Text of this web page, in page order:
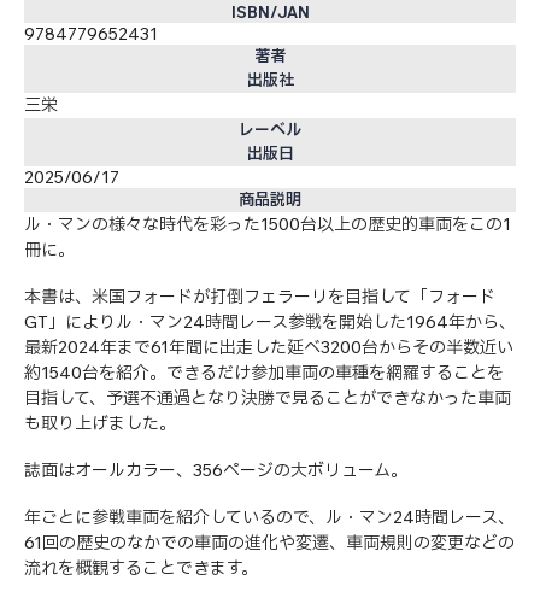
ISBN/JAN
9784779652431
著者
出版社
三栄
レーベル
出版日
2025/06/17
商品説明
ル・マンの様々な時代を彩った1500台以上の歴史的車両をこの1
冊に。
本書は、米国フォードが打倒フェラーリを目指して「フォード
GT」によりル・マン24時間レース参戦を開始した1964年から、
最新2024年まで61年間に出走した延べ3200台からその半数近い
約1540台を紹介。できるだけ参加車両の車種を網羅することを
目指して、予選不通過となり決勝で見ることができなかった車両
も取り上げました。
誌面はオールカラー、356ページの大ボリューム。
年ごとに参戦車両を紹介しているので、ル・マン24時間レース、
61回の歴史のなかでの車両の進化や変遷、車両規則の変更などの
流れを概観することできます。